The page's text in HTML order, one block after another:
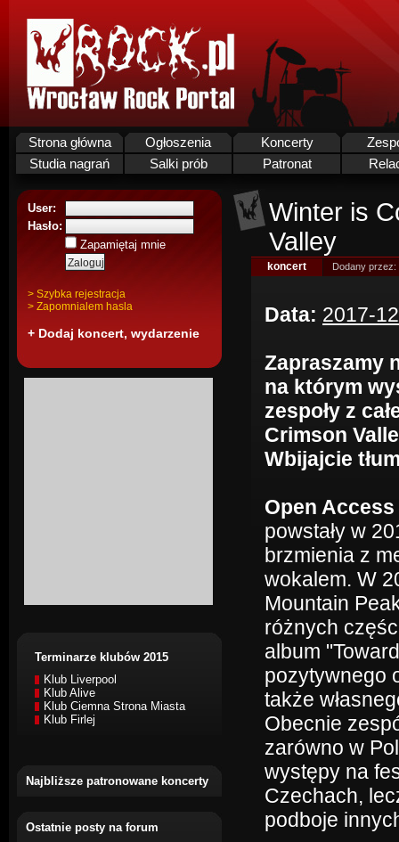
Strona główna Ogłoszenia Koncerty
Studia nagrań
Salki prób Patronat
User:
Hasło:
Zapamiętaj mnie
> Szybka rejestracja
> Zapomnialem hasla
+ Dodaj koncert, wydarzenie
Terminarze klubów 2015
Klub Liverpool
Klub Alive
Klub Ciemna Strona Miasta
Klub Firlej
Najbliższe patronowane koncerty
Ostatnie posty na forum
Winter is
Valley
koncert Dodany przez:
Data: 2017-
Zapraszamy
na którym
zespoły z
Crimson
Wbijajcie
Open Access
powstały w
brzmienia z
wokalem. W
Mountain
różnych
album
pozytywnego
także
Obecnie
zarówno w
występy na
Czechach,
podboje